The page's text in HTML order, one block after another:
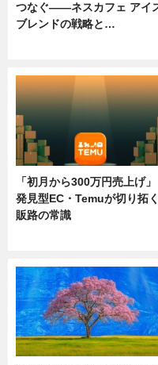
つなぐ――ネスカフェ アイ
ブレンドの戦略と…
「初月から300万円売上げ」
発見型EC・Temuが切り拓く
販路の常識